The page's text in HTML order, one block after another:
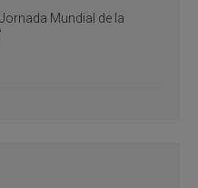
Mundial de la